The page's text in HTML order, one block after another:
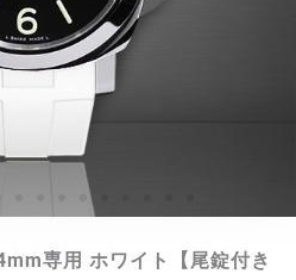
専用 ホワイト【尾錠付き